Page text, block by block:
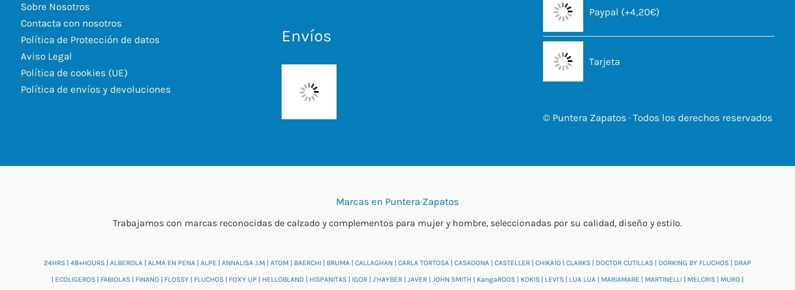
Sobre Nosotros
Contacta con nosotros
Política de Protección de datos
Aviso Legal
Política de cookies (UE)
Política de envíos y devoluciones
Envíos
Paypal (+4,20€)
Tarjeta
© Puntera Zapatos · Todos los derechos reservados
Marcas en Puntera Zapatos
Trabajamos con marcas reconocidas de calzado y complementos para mujer y hombre, seleccionadas por su calidad, diseño y estilo.
24HRS | 48+HOURS | ALBEROLA | ALMA EN PENA | ALPE | ANNALISA J.M | ATOM | BAERCHI | BRUMA | CALLAGHAN | CARLA TORTOSA | CASADONA | CASTELLER | CHIKA10 | CLARKS | DOCTOR CUTILLAS | DORKING BY FLUCHOS | DRAP
| ECOLIGEROS | FABIOLAS | FINANO | FLOSSY | FLUCHOS | FOXY UP | HELLOBLAND | HISPANITAS | IGOR | J'HAYBER | JAVER | JOHN SMITH | KangaROOS | KOKIS | LEVI'S | LUA LUA | MARIAMARE | MARTINELLI | MELCRIS | MURO |